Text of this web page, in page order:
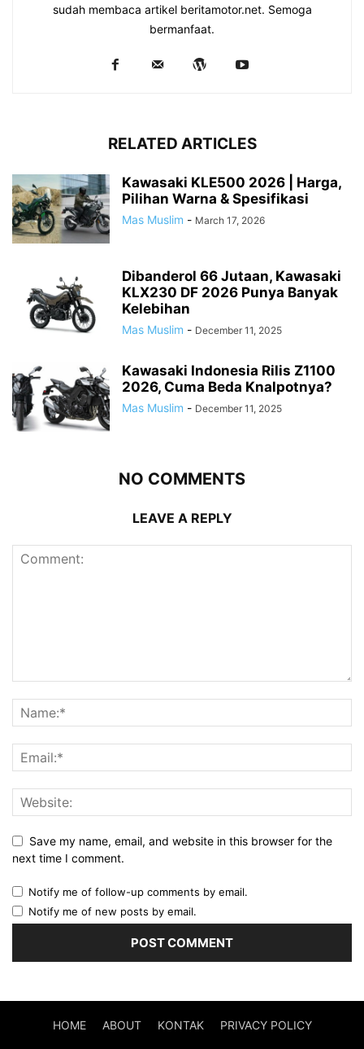
sudah membaca artikel beritamotor.net. Semoga
bermanfaat.
RELATED ARTICLES
Kawasaki KLE500 2026 | Harga,
Pilihan Warna & Spesifikasi
Mas Muslim - March 17, 2026
Dibanderol 66 Jutaan, Kawasaki
KLX230 DF 2026 Punya Banyak
Kelebihan
Mas Muslim - December 11, 2025
Kawasaki Indonesia Rilis Z1100
2026, Cuma Beda Knalpotnya?
Mas Muslim - December 11, 2025
NO COMMENTS
LEAVE A REPLY
Save my name, email, and website in this browser for the
next time I comment.
Notify me of follow-up comments by email.
Notify me of new posts by email.
HOME ABOUT KONTAK PRIVACY POLICY